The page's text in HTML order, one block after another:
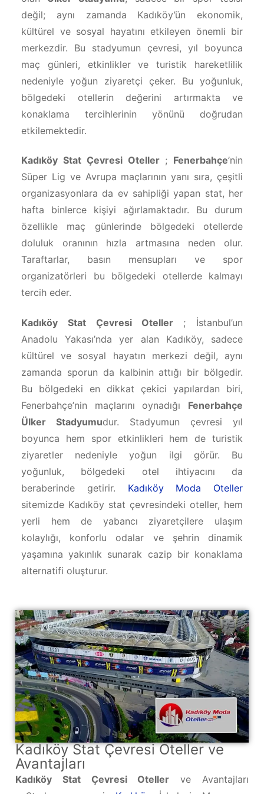
değil; aynı zamanda Kadıköy’ün ekonomik,
kültürel ve sosyal hayatını etkileyen önemli bir
merkezdir. Bu stadyumun çevresi, yıl boyunca
maç günleri, etkinlikler ve turistik hareketlilik
nedeniyle yoğun ziyaretçi çeker. Bu yoğunluk,
bölgedeki otellerin değerini artırmakta ve
konaklama tercihlerinin yönünü doğrudan
etkilemektedir.
Kadıköy Stat Çevresi Oteller ; Fenerbahçe’nin
Süper Lig ve Avrupa maçlarının yanı sıra, çeşitli
organizasyonlara da ev sahipliği yapan stat, her
hafta binlerce kişiyi ağırlamaktadır. Bu durum
özellikle maç günlerinde bölgedeki otellerde
doluluk oranının hızla artmasına neden olur.
Taraftarlar, basın mensupları ve spor
organizatörleri bu bölgedeki otellerde kalmayı
tercih eder.
Kadıköy Stat Çevresi Oteller ; İstanbul’un
Anadolu Yakası’nda yer alan Kadıköy, sadece
kültürel ve sosyal hayatın merkezi değil, aynı
zamanda sporun da kalbinin attığı bir bölgedir.
Bu bölgedeki en dikkat çekici yapılardan biri,
Fenerbahçe’nin maçlarını oynadığı Fenerbahçe
Ülker Stadyumudur. Stadyumun çevresi yıl
boyunca hem spor etkinlikleri hem de turistik
ziyaretler nedeniyle yoğun ilgi görür. Bu
yoğunluk, bölgedeki otel ihtiyacını da
beraberinde getirir. KadıköyModa Oteller
sitemizde Kadıköy stat çevresindeki oteller, hem
yerli hem de yabancı ziyaretçilere ulaşım
kolaylığı, konforlu odalar ve şehrin dinamik
yaşamına yakınlık sunarak cazip bir konaklama
alternatifi oluşturur.
Kadıköy Stat Çevresi Oteller ve
Avantajları
Kadıköy Stat Çevresi Oteller ve Avantajları